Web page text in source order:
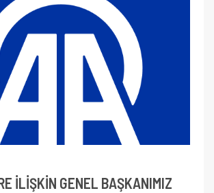
İLİŞKİN GENEL BAŞKANIMIZ